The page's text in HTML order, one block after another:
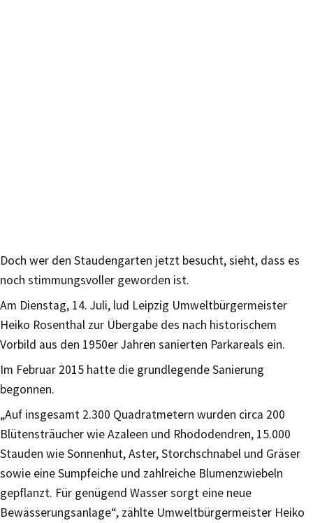
Doch wer den Staudengarten jetzt besucht, sieht, dass es
noch stimmungsvoller geworden ist.
Am Dienstag, 14. Juli, lud Leipzig Umweltbürgermeister
Heiko Rosenthal zur Übergabe des nach historischem
Vorbild aus den 1950er Jahren sanierten Parkareals ein.
Im Februar 2015 hatte die grundlegende Sanierung
begonnen.
„Auf insgesamt 2.300 Quadratmetern wurden circa 200
Blütensträucher wie Azaleen und Rhododendren, 15.000
Stauden wie Sonnenhut, Aster, Storchschnabel und Gräser
sowie eine Sumpfeiche und zahlreiche Blumenzwiebeln
gepflanzt. Für genügend Wasser sorgt eine neue
Bewässerungsanlage“, zählte Umweltbürgermeister Heiko